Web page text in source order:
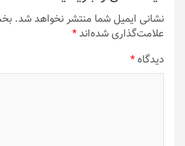
صفحه
محصول
انتخاب
شوند
نشانی ایمیل شما منتشر نخواهد شد.
علامت‌گذاری شده‌اند*
دیدگاه*